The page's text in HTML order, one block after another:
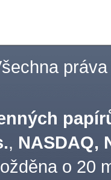
práva
, NASDAQ,
o 20